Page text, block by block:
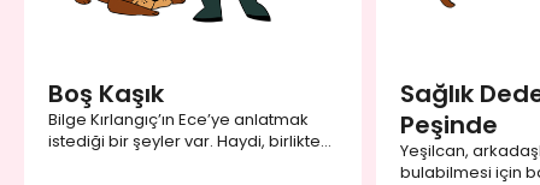
Boş Kaşık
Bilge Kırlangıç’ın Ece’ye anlatmak
istediği bir şeyler var. Haydi, birlikte
Sağlık
Peşinde
Yeşilcan,
bulabilmesi için